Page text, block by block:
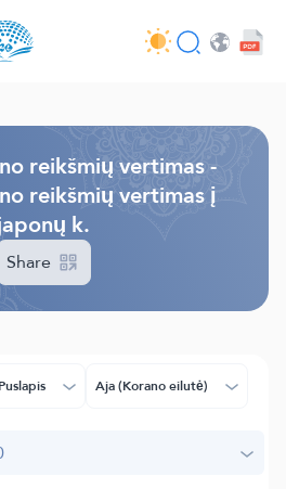
paslaugos - API
reikšmių vertimas -
reikšmių vertimas į
k.
Share
Puslapis Aja (Korano eilutė)